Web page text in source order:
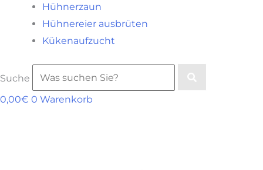
Hühnerzaun
Hühnereier ausbrüten
Kükenaufzucht
Suche
0,00€ 0 Warenkorb